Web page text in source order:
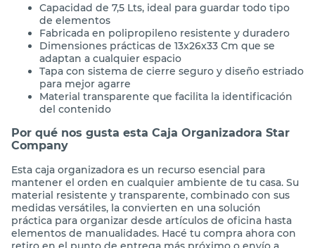
Capacidad de 7,5 Lts, ideal para guardar todo tipo
de elementos
Fabricada en polipropileno resistente y duradero
Dimensiones prácticas de 13x26x33 Cm que se
adaptan a cualquier espacio
Tapa con sistema de cierre seguro y diseño estriado
para mejor agarre
Material transparente que facilita la identificación
del contenido
Por qué nos gusta esta Caja Organizadora Star
Company
Esta caja organizadora es un recurso esencial para
mantener el orden en cualquier ambiente de tu casa. Su
material resistente y transparente, combinado con sus
medidas versátiles, la convierten en una solución
práctica para organizar desde artículos de oficina hasta
elementos de manualidades. Hacé tu compra ahora con